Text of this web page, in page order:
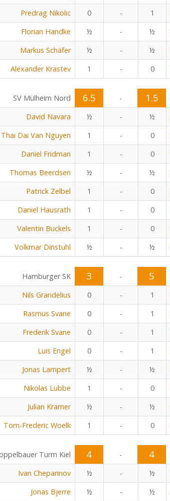
Predrag Nikolic 0 - 1
Florian Handke ½ - ½
Markus Schäfer ½ - ½
Alexander Krastev 1 - 0
SV Mülheim Nord 6.5 - 1.5
David Navara ½ - ½
Thai Dai Van Nguyen 1 - 0
Daniel Fridman 1 - 0
Thomas Beerdsen ½ - ½
Patrick Zelbel 1 - 0
Daniel Hausrath 1 - 0
Valentin Buckels 1 - 0
Volkmar Dinstuhl ½ - ½
Hamburger SK 3 - 5
Nils Grandelius 0 - 1
Rasmus Svane 0 - 1
Frederik Svane 0 - 1
Luis Engel 0 - 1
Jonas Lampert ½ - ½
Nikolas Lubbe 1 - 0
Julian Kramer ½ - ½
Tom-Frederic Woelk 1 - 0
Turm Kiel 4 - 4
Ivan Cheparinov ½ - ½
Jonas Bjerre ½ - ½